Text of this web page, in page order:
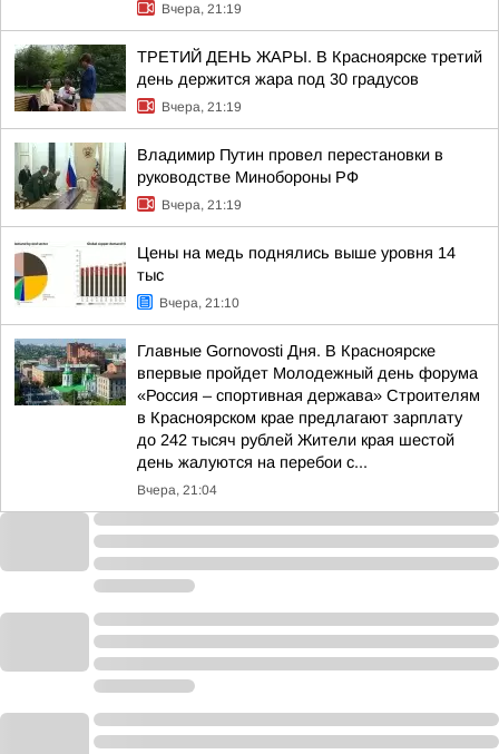
Вчера, 21:19
ТРЕТИЙ ДЕНЬ ЖАРЫ. В Красноярске третий
день держится жара под 30 градусов
Вчера, 21:19
Владимир Путин провел перестановки в
руководстве Минобороны РФ
Вчера, 21:19
Цены на медь поднялись выше уровня 14
тыс
Вчера, 21:10
Главные Gornovosti Дня. В Красноярске
впервые пройдет Молодежный день форума
«Россия – спортивная держава» Строителям
в Красноярском крае предлагают зарплату
до 242 тысяч рублей Жители края шестой
день жалуются на перебои с...
Вчера, 21:04